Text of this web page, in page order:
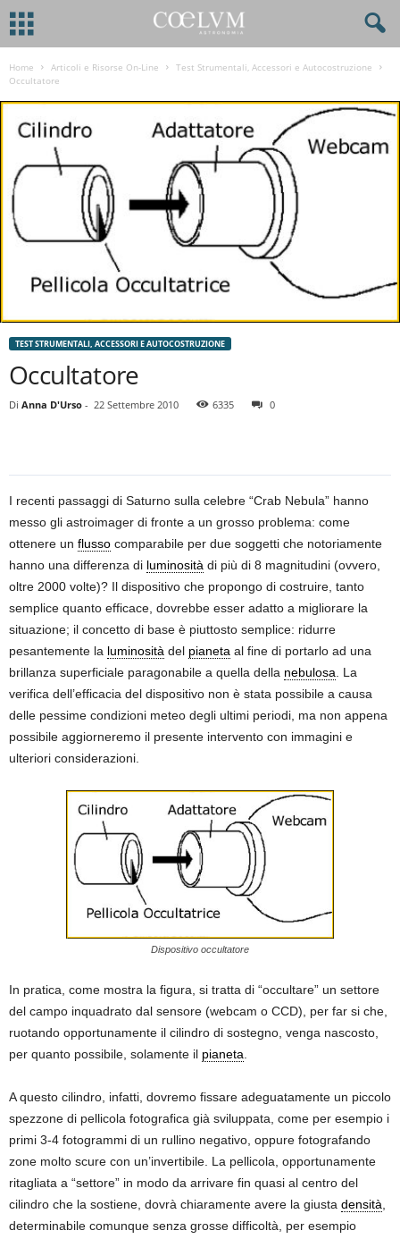
Home Articoli e Risorse On-Line
Test Strumentali, Accessori e Autocostruzione
Occultatore
TEST STRUMENTALI, ACCESSORI E AUTOCOSTRUZIONE
Occultatore
Di Anna D'Urso - 22 Settembre 2010 6335 0
I recenti passaggi di Saturno sulla celebre “Crab Nebula” hanno
messo gli astroimager di fronte a un grosso problema: come
ottenere un flusso comparabile per due soggetti che notoriamente
hanno una differenza di luminosità di più di 8 magnitudini (ovvero,
oltre 2000 volte)? Il dispositivo che propongo di costruire, tanto
semplice quanto efficace, dovrebbe esser adatto a migliorare la
situazione; il concetto di base è piuttosto semplice: ridurre
pesantemente la luminosità del pianeta al fine di portarlo ad una
brillanza superficiale paragonabile a quella della nebulosa . La
verifica dell’efficacia del dispositivo non è stata possibile a causa
delle pessime condizioni meteo degli ultimi periodi, ma non appena
possibile aggiorneremo il presente intervento con immagini e
ulteriori considerazioni.
Dispositivo occultatore
In pratica, come mostra la figura, si tratta di “occultare” un settore
del campo inquadrato dal sensore (webcam o CCD), per far si che,
ruotando opportunamente il cilindro di sostegno, venga nascosto,
per quanto possibile, solamente il pianeta.
A questo cilindro, infatti, dovremo fissare adeguatamente un piccolo
spezzone di pellicola fotografica già sviluppata, come per esempio i
primi 3-4 fotogrammi di un rullino negativo, oppure fotografando
zone molto scure con un’invertibile. La pellicola, opportunamente
ritagliata a “settore” in modo da arrivare fin quasi al centro del
cilindro che la sostiene, dovrà chiaramente avere la giusta densità,
determinabile comunque senza grosse difficoltà, per esempio